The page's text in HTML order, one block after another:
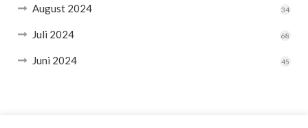
August 2024 34
Juli 2024 68
Juni 2024 45